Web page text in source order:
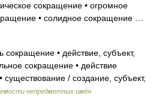
сокращение • огромное
• солидное сокращение …
сокращение • действие, субъект,
сокращение • действие
/ создание, субъект,
непредметных имён